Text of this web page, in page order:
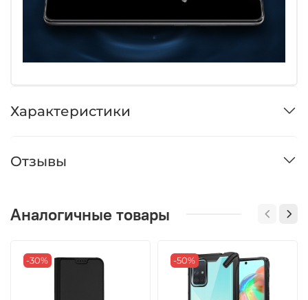
Характеристики
Отзывы
Аналогичные товары
-30% -50%